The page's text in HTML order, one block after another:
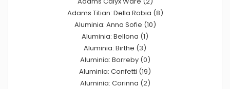
Adams Titian: Della Robia (8)
Aluminia: Anna Sofie (10)
Aluminia: Bellona (1)
Aluminia: Birthe (3)
Aluminia: Borreby (0)
Aluminia: Confetti (19)
Aluminia: Corinna (2)